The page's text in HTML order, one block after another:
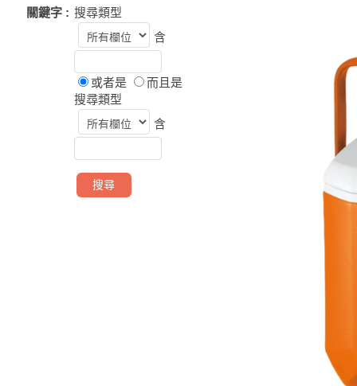
關鍵字 : 搜尋類型
含
或者是
而且是
搜尋類型
含